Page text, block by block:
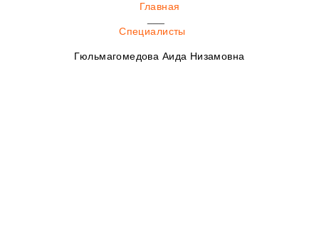
Главная
Специалисты
Гюльмагомедова Аида Низамовна